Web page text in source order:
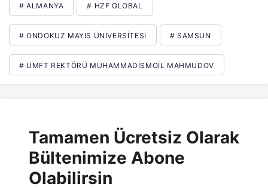
# ALMANYA # HZF GLOBAL
# ONDOKUZ MAYIS ÜNİVERSİTESİ # SAMSUN
# UMFT REKTÖRÜ MUHAMMADISMOIL MAHMUDOV
Tamamen Ücretsiz Olarak
Bültenimize Abone
Olabilirsin